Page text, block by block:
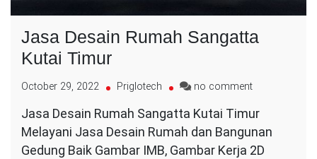
Jasa Desain Rumah Sangatta
Kutai Timur
October 29, 2022 Priglotech no commenton
Desain
Rumah
Sangatta
Jasa Desain Rumah Sangatta Kutai Timur
Melayani Jasa Desain Rumah dan Bangunan
Gedung Baik Gambar IMB, Gambar Kerja 2D